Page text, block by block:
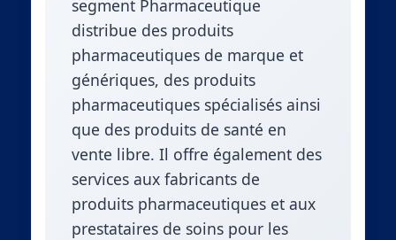
segment Pharmaceutique
distribue des produits
pharmaceutiques de marque et
génériques, des produits
pharmaceutiques spécialisés ainsi
que des produits de santé en
vente libre. Il offre également des
services aux fabricants de
produits pharmaceutiques et aux
prestataires de soins pour les